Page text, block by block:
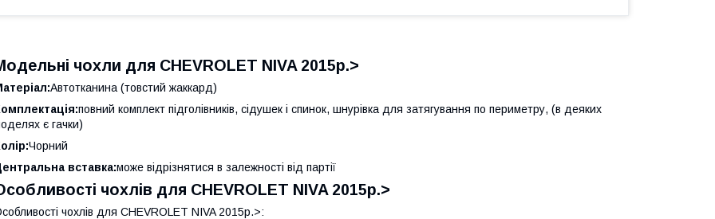
чохли для CHEVROLET NIVA 2015р.>
Автотканина (товстий жаккард)
повний комплект підголівників, сідушек і спинок, шнурівка для затягування по периметру, (в деяких
є гачки)
Чорний
вставка:може відрізнятися в залежності від партії
чохлів для CHEVROLET NIVA 2015р.>
чохлів для CHEVROLET NIVA 2015р.>: